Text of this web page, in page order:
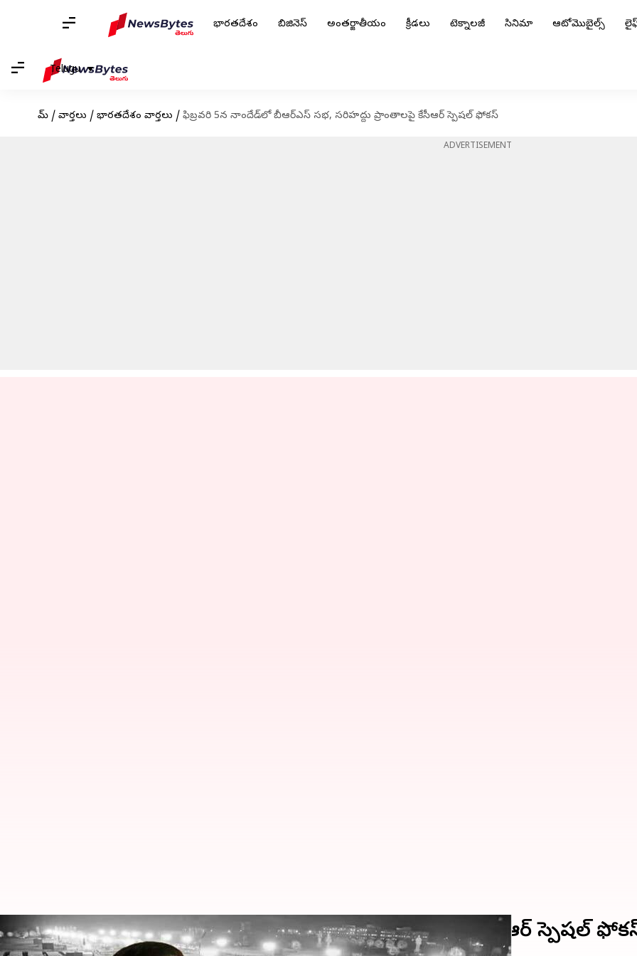
భారతదేశం బిజినెస్ అంతర్జాతీయం క్రీడలు టెక్నాలజీ సినిమా ఆటోమొబైల్స్
Telugu
హోమ్ / వార్తలు / భారతదేశం వార్తలు / ఫిబ్రవరి 5న నాందేడ్‌లో బీఆర్ఎస్ సభ, సరిహద్దు ప్రాంతాలపై కేసీఆర్ స్పెషల్ ఫోకస్
ADVERTISEMENT
ఫిబ్రవరి 5న నాందేడ్‌లో బీఆర్ఎస్ సభ, సరిహద్దు ప్రాంతాలపై కేసీఆర్ స్పెషల్